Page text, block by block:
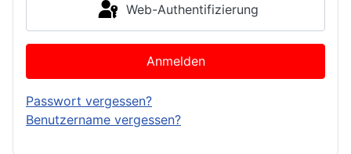
Web-Authentifizierung
Anmelden
Passwort vergessen?
Benutzername vergessen?